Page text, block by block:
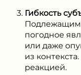
Гибкость
Подлежащим
погодное
или даже
из контекста.
реакцией.